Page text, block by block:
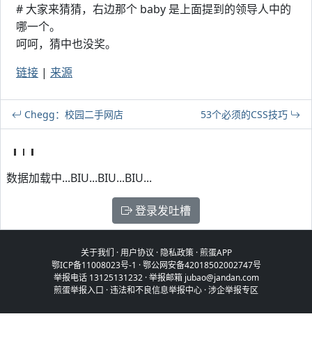
# 大家来猜猜，右边那个 baby 是上面提到的领导人中的
哪一个。
呵呵，猜中也没奖。
链接 | 来源
Chegg：校园二手网店 53个必须的CSS技巧
数据加载中...BIU...BIU...BIU...
登录发吐槽
关于我们 ·用户协议 · 隐私政策·煎蛋APP
鄂ICP备11008023号-1 ·鄂公网安备42018502002747号
举报电话 13125131232 · 举报邮箱 jubao@jandan.com
煎蛋举报入口 ·违法和不良信息举报中心 ·涉企举报专区